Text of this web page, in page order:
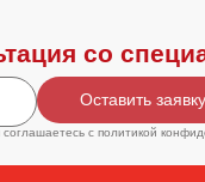
со
Оставить заявку
c политикой